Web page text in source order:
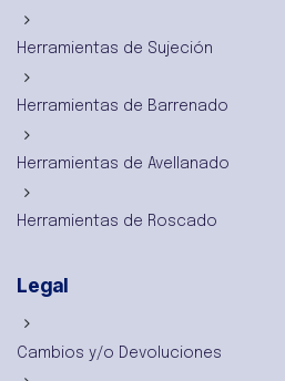
Herramientas de Sujeción
Herramientas de Barrenado
Herramientas de Avellanado
Herramientas de Roscado
Legal
Cambios y/o Devoluciones